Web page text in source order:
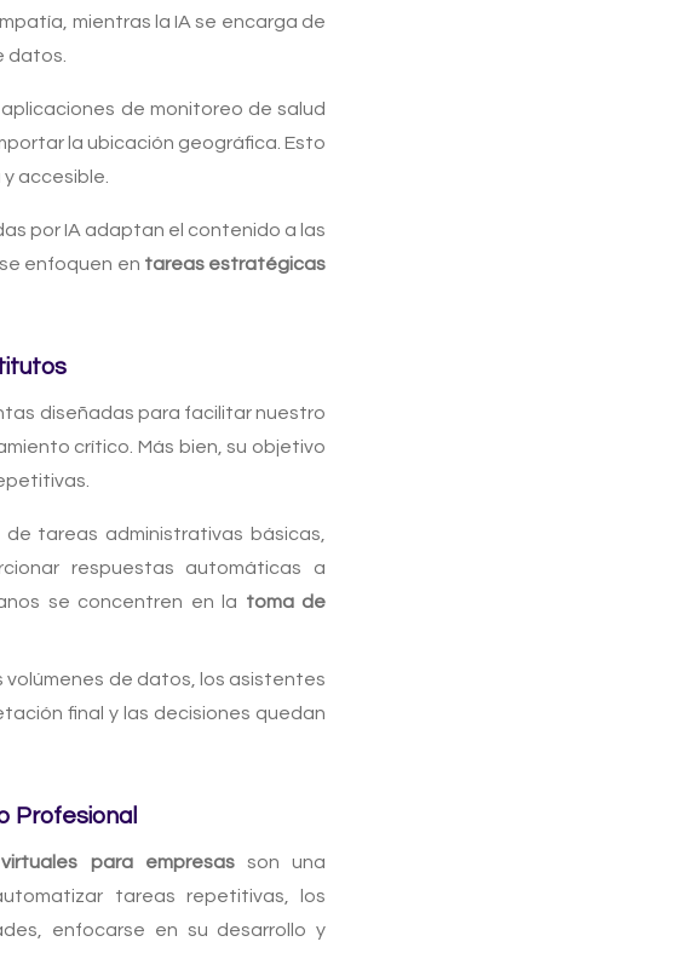
mientras la IA se encarga de
datos.
de monitoreo de salud
la ubicación geográfica. Esto
accesible.
por IA adaptan el contenido a las
enfoquen en tareas estratégicas
diseñadas para facilitar nuestro
crítico. Más bien, su objetivo
tareas administrativas básicas,
respuestas automáticas a
se concentren en la toma de
volúmenes de datos, los asistentes
final y las decisiones quedan
Profesional
para empresasson una
tareas repetitivas, los
enfocarse en su desarrollo y